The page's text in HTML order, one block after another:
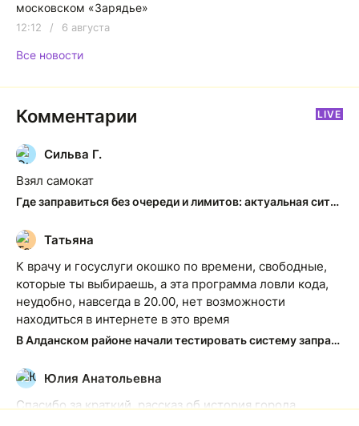
московском «Зарядье»
12:12 / 6 августа
Все новости
Комментарии LIVE
С
Сильва Г.
Взял самокат
Где заправиться без очереди и лимитов: актуальная ситуация на АЗС Якутска
Т
Татьяна
К врачу и госуслуги окошко по времени, свободные,
которые ты выбираешь, а эта программа ловли кода,
неудобно, навсегда в 20.00, нет возможности
находиться в интернете в это время
В Алданском районе начали тестировать систему заправки по QR-кодам
Ю
Юлия Анатольевна
Спасибо за краткий, рассказ об история города